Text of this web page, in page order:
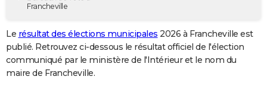
Destinations
City break
Voyage nature
Voyage de noces
Forum
GUIDES D'ACHAT
BONS PLANS
Francheville
Le résultat des élections municipales 2026 à Francheville est
publié. Retrouvez ci-dessous le résultat officiel de l'élection
communiqué par le ministère de l'Intérieur et le nom du
maire de Francheville.